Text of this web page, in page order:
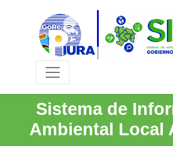
Sistema de
Ambiental Local